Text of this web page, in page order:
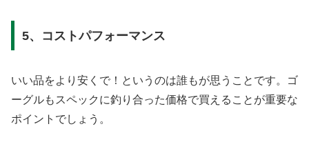
5、コストパフォーマンス
いい品をより安くで！というのは誰もが思うことです。ゴ
ーグルもスペックに釣り合った価格で買えることが重要な
ポイントでしょう。